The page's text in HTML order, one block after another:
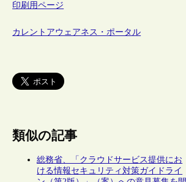
印刷用ページ
カレントアウェアネス・ポータル
類似の記事
総務省、「クラウドサービス提供にお
ける情報セキュリティ対策ガイドライ